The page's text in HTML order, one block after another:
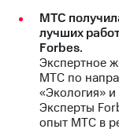
МТС
лучших
Forbes.
Экспертное
МТС по
«Экология»
Эксперты
опыт МТС в